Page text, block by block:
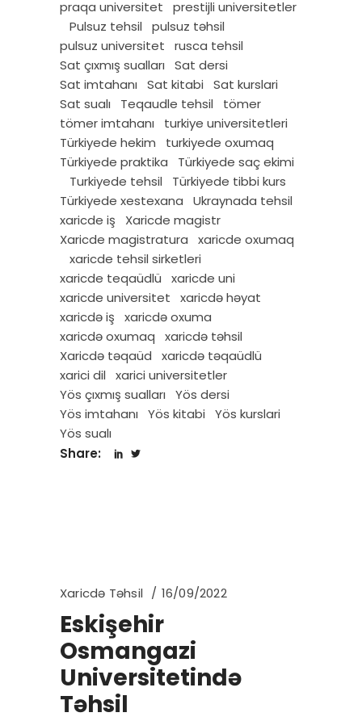
praqa universitet
prestijli universitetler
Pulsuz tehsil
pulsuz təhsil
pulsuz universitet
rusca tehsil
Sat çıxmış sualları
Sat dersi
Sat imtahanı
Sat kitabi
Sat kurslari
Sat sualı
Teqaudle tehsil
tömer
tömer imtahanı
turkiye universitetleri
Türkiyede hekim
turkiyede oxumaq
Türkiyede praktika
Türkiyede saç ekimi
Turkiyede tehsil
Türkiyede tibbi kurs
Türkiyede xestexana
Ukraynada tehsil
xaricde iş
Xaricde magistr
Xaricde magistratura
xaricde oxumaq
xaricde tehsil sirketleri
xaricde teqaüdlü
xaricde uni
xaricde universitet
xaricdə həyat
xaricdə iş
xaricdə oxuma
xaricdə oxumaq
xaricdə təhsil
Xaricdə təqaüd
xaricdə təqaüdlü
xarici dil
xarici universitetler
Yös çıxmış sualları
Yös dersi
Yös imtahanı
Yös kitabi
Yös kurslari
Yös sualı
Share:
Xaricdə Təhsil 16/09/2022
Eskişehir
Osmangazi
Universitetində
Təhsil